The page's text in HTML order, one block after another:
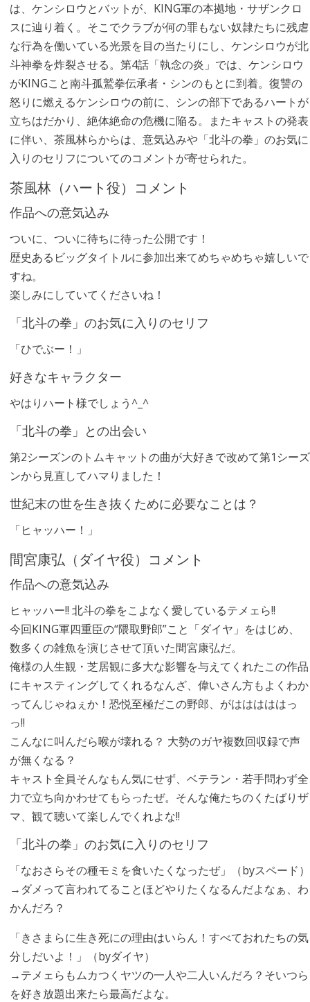
は、ケンシロウとバットが、KING軍の本拠地・サザンクロ
スに辿り着く。そこでクラブが何の罪もない奴隷たちに残虐
な行為を働いている光景を目の当たりにし、ケンシロウが北
斗神拳を炸裂させる。第4話「執念の炎」では、ケンシロウ
がKINGこと南斗孤鷲拳伝承者・シンのもとに到着。復讐の
怒りに燃えるケンシロウの前に、シンの部下であるハートが
立ちはだかり、絶体絶命の危機に陥る。またキャストの発表
に伴い、茶風林らからは、意気込みや「北斗の拳」のお気に
入りのセリフについてのコメントが寄せられた。
茶風林（ハート役）コメント
作品への意気込み
ついに、ついに待ちに待った公開です！
歴史あるビッグタイトルに参加出来てめちゃめちゃ嬉しいで
すね。
楽しみにしていてくださいね！
「北斗の拳」のお気に入りのセリフ
「ひでぶー！」
好きなキャラクター
やはりハート様でしょう^_^
「北斗の拳」との出会い
第2シーズンのトムキャットの曲が大好きで改めて第1シーズ
ンから見直してハマりました！
世紀末の世を生き抜くために必要なことは？
「ヒャッハー！」
間宮康弘（ダイヤ役）コメント
作品への意気込み
ヒャッハー!! 北斗の拳をこよなく愛しているテメェら!!
今回KING軍四重臣の“隈取野郎”こと「ダイヤ」をはじめ、
数多くの雑魚を演じさせて頂いた間宮康弘だ。
俺様の人生観・芝居観に多大な影響を与えてくれたこの作品
にキャスティングしてくれるなんざ、偉いさん方もよくわか
ってんじゃねぇか！恐悦至極だこの野郎、がはははははっ
っ!!
こんなに叫んだら喉が壊れる？ 大勢のガヤ複数回収録で声
が無くなる？
キャスト全員そんなもん気にせず、ベテラン・若手問わず全
力で立ち向かわせてもらったぜ。そんな俺たちのくたばりザ
マ、観て聴いて楽しんでくれよな!!
「北斗の拳」のお気に入りのセリフ
「なおさらその種モミを食いたくなったぜ」（byスペード）
→ダメって言われてることほどやりたくなるんだよなぁ、わ
かんだろ？
「きさまらに生き死にの理由はいらん！すべておれたちの気
分しだいよ！」（byダイヤ）
→テメェらもムカつくヤツの一人や二人いんだろ？そいつら
を好き放題出来たら最高だよな。